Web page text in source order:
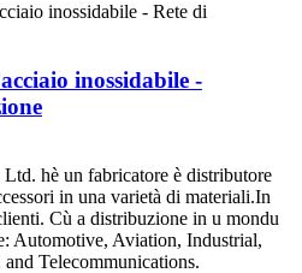
inossidabile -
hè un fabricatore è distributore
in una varietà di materiali.In
Cù a distribuzione in u mondu
Automotive, Aviation, Industrial,
Telecommunications.